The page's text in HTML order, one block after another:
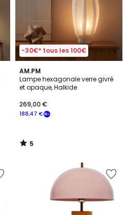
-30€* tous les 100€
AM.PM
Lampe hexagonale verre givré
et opaque, Halkide
188,47 €
269,00 €
5
/
5
5
/